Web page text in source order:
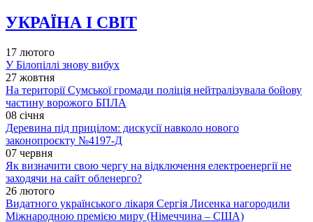
УКРАЇНА І СВІТ
17 лютого
У Білопіллі знову вибух
27 жовтня
На території Сумської громади поліція нейтралізувала бойову
частину ворожого БПЛА
08 січня
Деревина під прицілом: дискусії навколо нового
законопроєкту №4197-Д
07 червня
Як визначити свою чергу на відключення електроенергії не
заходячи на сайт обленерго?
26 лютого
Видатного українського лікаря Сергія Лисенка нагородили
Міжнародною премією миру (Німеччина – США)